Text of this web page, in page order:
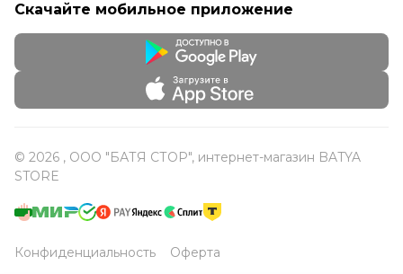
Скачайте мобильное приложение
© 2026 , ООО "БАТЯ СТОР", интернет-магазин BATYA
STORE
Конфиденциальность Оферта